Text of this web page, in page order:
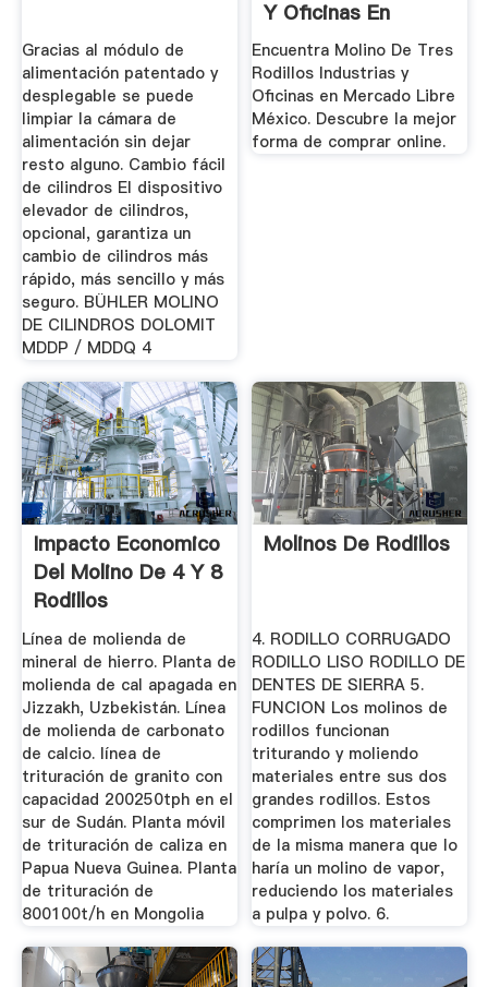
Gracias al módulo de
alimentación patentado y
desplegable se puede
limpiar la cámara de
alimentación sin dejar
resto alguno. Cambio fácil
de cilindros El dispositivo
elevador de cilindros,
opcional, garantiza un
cambio de cilindros más
rápido, más sencillo y más
seguro. BÜHLER MOLINO
DE CILINDROS DOLOMIT
MDDP / MDDQ 4
Y Oficinas En
Mercado ...
Encuentra Molino De Tres
Rodillos Industrias y
Oficinas en Mercado Libre
México. Descubre la mejor
forma de comprar online.
Impacto Economico
Del Molino De 4 Y 8
Rodillos
Línea de molienda de
mineral de hierro. Planta de
molienda de cal apagada en
Jizzakh, Uzbekistán. Línea
de molienda de carbonato
de calcio. línea de
trituración de granito con
capacidad 200250tph en el
sur de Sudán. Planta móvil
de trituración de caliza en
Papua Nueva Guinea. Planta
de trituración de
800100t/h en Mongolia
Molinos De Rodillos
4. RODILLO CORRUGADO
RODILLO LISO RODILLO DE
DENTES DE SIERRA 5.
FUNCION Los molinos de
rodillos funcionan
triturando y moliendo
materiales entre sus dos
grandes rodillos. Estos
comprimen los materiales
de la misma manera que lo
haría un molino de vapor,
reduciendo los materiales
a pulpa y polvo. 6.